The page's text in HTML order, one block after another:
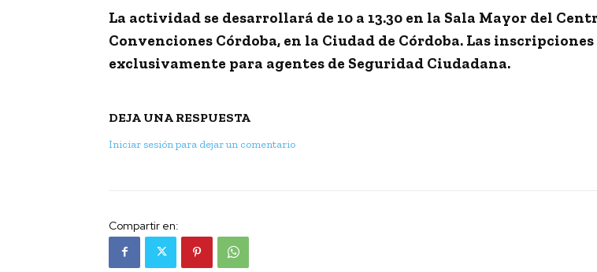
La actividad se desarrollará de 10 a 13.30 en la Sala Mayor del
Convenciones Córdoba, en la Ciudad de Córdoba. Las inscripciones
exclusivamente para agentes de Seguridad Ciudadana.
DEJA UNA RESPUESTA
Iniciar sesión para dejar un comentario
Compartir en: